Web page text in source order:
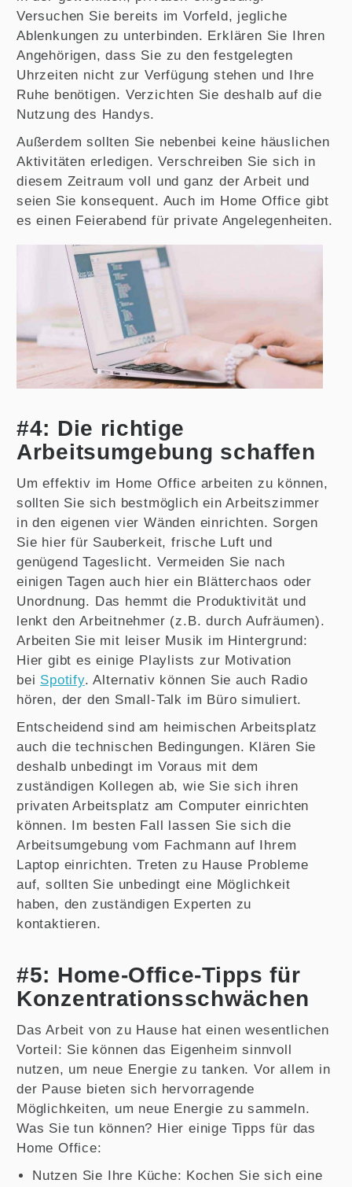
Versuchen Sie bereits im Vorfeld, jegliche
Ablenkungen zu unterbinden. Erklären Sie Ihren
Angehörigen, dass Sie zu den festgelegten
Uhrzeiten nicht zur Verfügung stehen und Ihre
Ruhe benötigen. Verzichten Sie deshalb auf die
Nutzung des Handys.
Außerdem sollten Sie nebenbei keine häuslichen
Aktivitäten erledigen. Verschreiben Sie sich in
diesem Zeitraum voll und ganz der Arbeit und
seien Sie konsequent. Auch im Home Office gibt
es einen Feierabend für private Angelegenheiten.
#4: Die richtige
Arbeitsumgebung schaffen
Um effektiv im Home Office arbeiten zu können,
sollten Sie sich bestmöglich ein Arbeitszimmer
in den eigenen vier Wänden einrichten. Sorgen
Sie hier für Sauberkeit, frische Luft und
genügend Tageslicht. Vermeiden Sie nach
einigen Tagen auch hier ein Blätterchaos oder
Unordnung. Das hemmt die Produktivität und
lenkt den Arbeitnehmer (z.B. durch Aufräumen).
Arbeiten Sie mit leiser Musik im Hintergrund:
Hier gibt es einige Playlists zur Motivation
bei Spotify. Alternativ können Sie auch Radio
hören, der den Small-Talk im Büro simuliert.
Entscheidend sind am heimischen Arbeitsplatz
auch die technischen Bedingungen. Klären Sie
deshalb unbedingt im Voraus mit dem
zuständigen Kollegen ab, wie Sie sich ihren
privaten Arbeitsplatz am Computer einrichten
können. Im besten Fall lassen Sie sich die
Arbeitsumgebung vom Fachmann auf Ihrem
Laptop einrichten. Treten zu Hause Probleme
auf, sollten Sie unbedingt eine Möglichkeit
haben, den zuständigen Experten zu
kontaktieren.
#5: Home-Office-Tipps für
Konzentrationsschwächen
Das Arbeit von zu Hause hat einen wesentlichen
Vorteil: Sie können das Eigenheim sinnvoll
nutzen, um neue Energie zu tanken. Vor allem in
der Pause bieten sich hervorragende
Möglichkeiten, um neue Energie zu sammeln.
Was Sie tun können? Hier einige Tipps für das
Home Office:
Nutzen Sie Ihre Küche: Kochen Sie sich eine